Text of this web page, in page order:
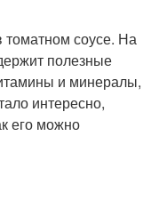
соусе. На
полезные
и минералы,
интересно,
его можно